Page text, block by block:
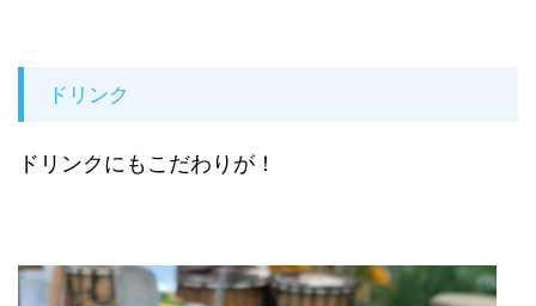
ドリンク
ドリンクにもこだわりが！